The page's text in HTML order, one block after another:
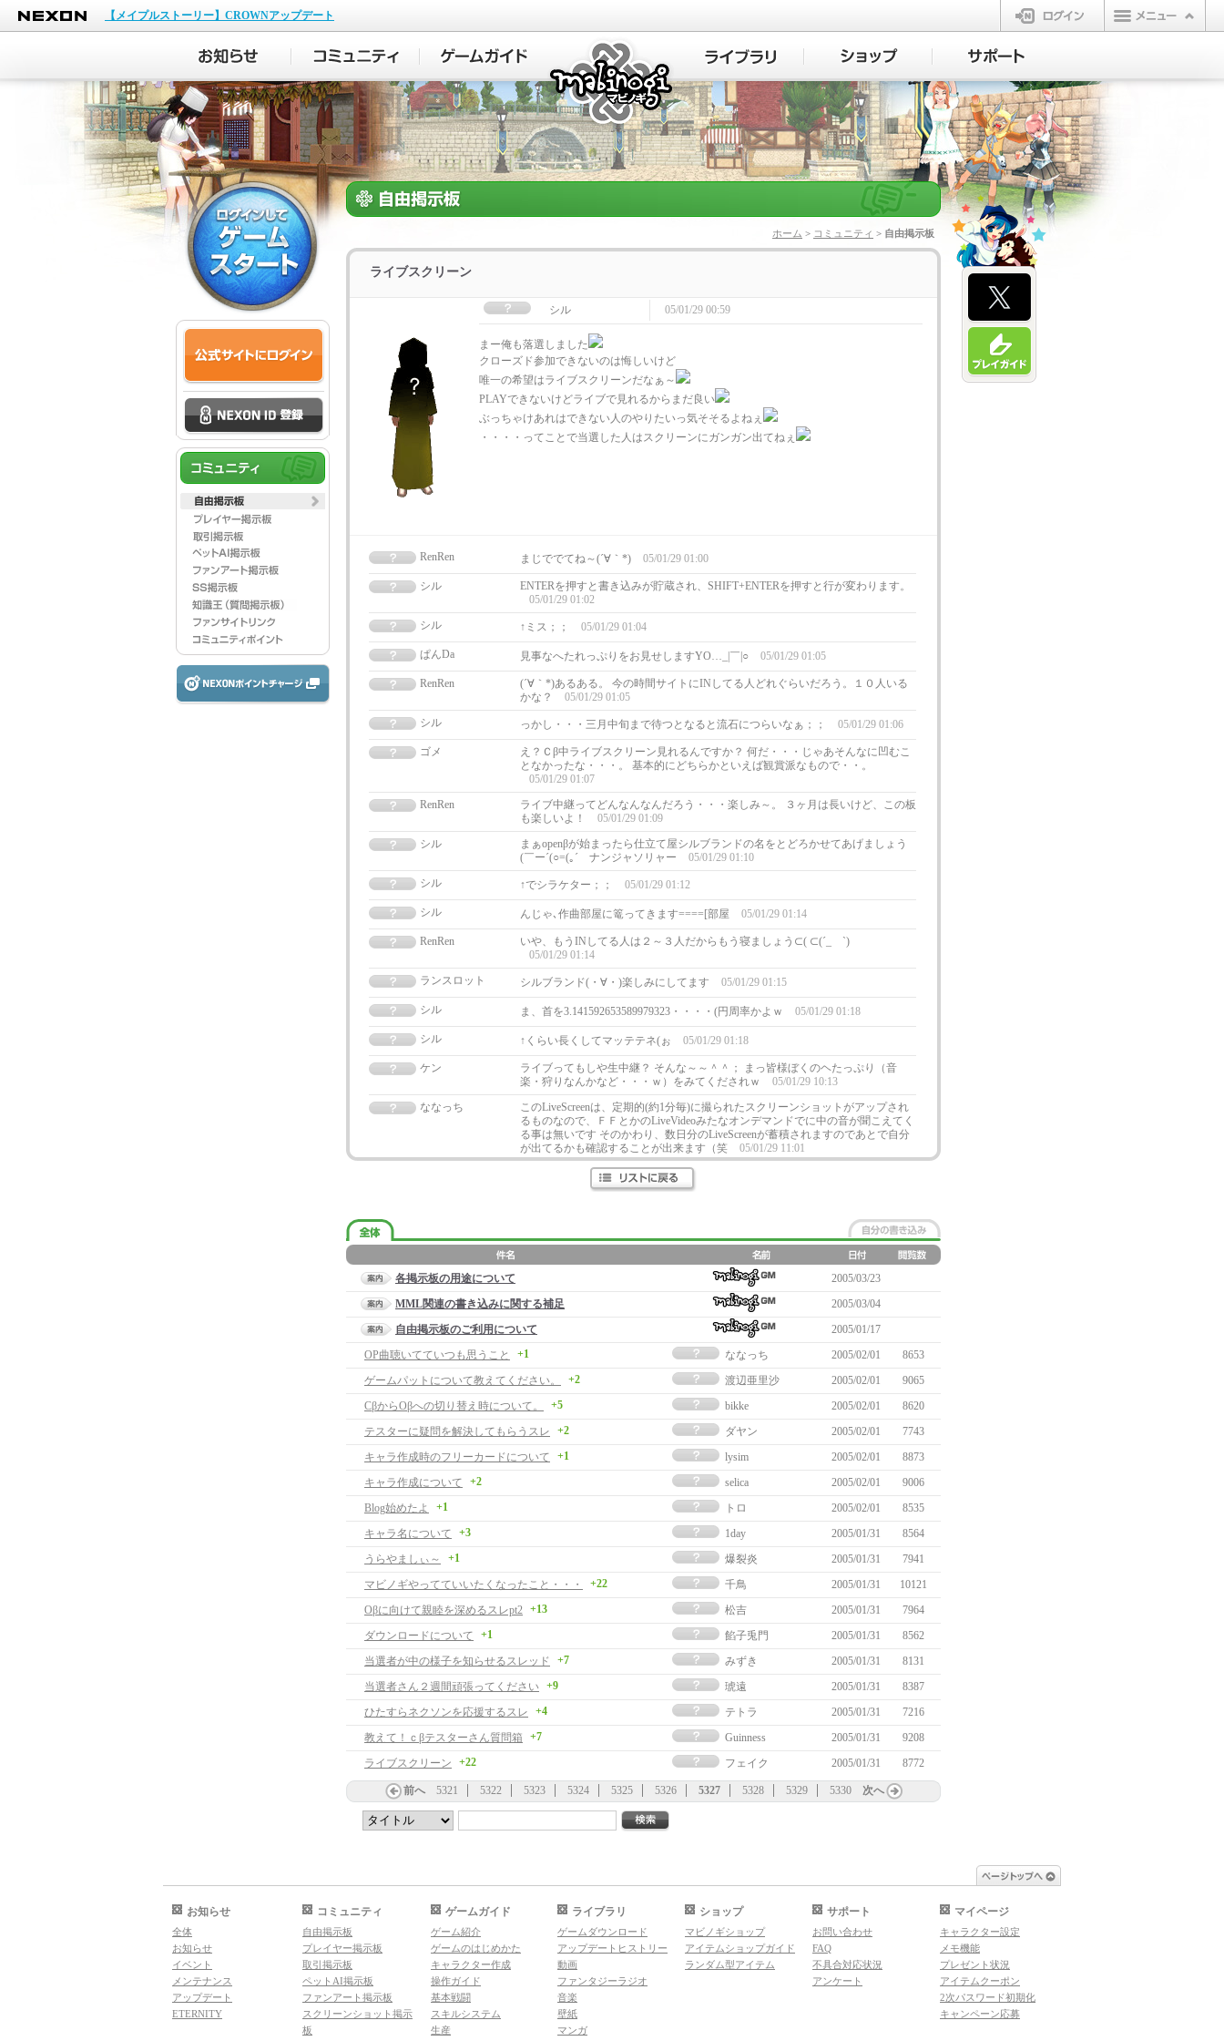
NEXON
【メイプルストーリー】CROWNアップデート
ログイン
マビノギ
ホーム > コミュニティ > 自由掲示板
ライブスクリーン
シル 05/01/29 00:59
まー俺も落選しました
クローズド参加できないのは悔しいけど
唯一の希望はライブスクリーンだなぁ～
PLAYできないけどライブで見れるからまだ良い
ぶっちゃけあれはできない人のやりたいっ気そそるよねぇ
・・・・ってことで当選した人はスクリーンにガンガン出てねぇ
RenRen まじででてね～(´∀｀*) 05/01/29 01:00
シル
ENTERを押すと書き込みが貯蔵され、SHIFT+ENTERを押すと行が変わります。
05/01/29 01:02
シル
↑ミス；； 05/01/29 01:04
ぱんDa 見事なへたれっぷりをお見せしますYO…_|￣|○ 05/01/29 01:05
RenRen
(´∀｀*)あるある。 今の時間サイトにINしてる人どれぐらいだろう。１０人いる
かな？
05/01/29 01:05
シル
っかし・・・三月中旬まで待つとなると流石につらいなぁ；； 05/01/29 01:06
ゴメ
え？Ｃβ中ライブスクリーン見れるんですか？ 何だ・・・じゃあそんなに凹むこ
となかったな・・・。 基本的にどちらかといえば観賞派なもので・・。
05/01/29 01:07
RenRen
ライブ中継ってどんなんなんだろう・・・楽しみ～。 ３ヶ月は長いけど、この板
も楽しいよ！
05/01/29 01:09
シル
まぁopenβが始まったら仕立て屋シルブランドの名をとどろかせてあげましょう
(￣ー´(○=(｡´ ナンジャソリャー
05/01/29 01:10
シル
↑でシラケター；； 05/01/29 01:12
シル んじゃ､作曲部屋に篭ってきます====[部屋 05/01/29 01:14
RenRen
いや、もうINしてる人は２～３人だからもう寝ましょう⊂( ⊂(´_ゝ`)
05/01/29 01:14
ランスロット
シルブランド(・∀・)楽しみにしてます 05/01/29 01:15
シル ま、首を3.141592653589979323・・・・(円周率かよｗ 05/01/29 01:18
シル ↑くらい長くしてマッテテネ(ぉ 05/01/29 01:18
ケン
ライブってもしや生中継？ そんな～～＾＾； まっ皆様ぼくのヘたっぷり（音
楽・狩りなんかなど・・・ｗ）をみてくだされｗ
05/01/29 10:13
ななっち
このLiveScreenは、定期的(約1分毎)に撮られたスクリーンショットがアップされ
るものなので、ＦＦとかのLiveVideoみたなオンデマンドでに中の音が聞こえてく
る事は無いです そのかわり、数日分のLiveScreenが蓄積されますのであとで自分
が出てるかも確認することが出来ます（笑
05/01/29 11:01
各掲示板の用途について
2005/03/23
MML関連の書き込みに関する補足
2005/03/04
自由掲示板のご利用について
2005/01/17
OP曲聴いてていつも思うこと
+1 ななっち 2005/02/01
8653
ゲームパットについて教えてください。
+2 渡辺亜里沙 2005/02/01
9065
CβからOβへの切り替え時について。
+5 bikke 2005/02/01
8620
テスターに疑問を解決してもらうスレ
+2 ダヤン 2005/02/01
7743
キャラ作成時のフリーカードについて
+1 lysim 2005/02/01
8873
キャラ作成について
+2 selica 2005/02/01
9006
Blog始めたよ
+1 トロ 2005/02/01
8535
キャラ名について
+3 1day 2005/01/31
8564
うらやましぃ～
+1 爆裂炎 2005/01/31
7941
マビノギやってていいたくなったこと・・・
+22 千鳥 2005/01/31
10121
Oβに向けて親睦を深めるスレpt2 +13 松吉 2005/01/31
7964
ダウンロードについて
+1 餡子兎門 2005/01/31
8562
当選者が中の様子を知らせるスレッド
+7 みずき 2005/01/31
8131
当選者さん２週間頑張ってください +9 琥遠 2005/01/31
8387
ひたすらネクソンを応援するスレ
+4 テトラ 2005/01/31
7216
教えて！ｃβテスターさん質問箱
+7 Guinness 2005/01/31
9208
ライブスクリーン
+22 フェイク 2005/01/31 8772
前へ 5321 5322 5323 5324 5325 5326 5327 5328 5329 5330 次へ
お知らせ
全体
お知らせ
イベント
メンテナンス
アップデート
ETERNITY
コミュニティ
自由掲示板
プレイヤー掲示板
取引掲示板
ペットAI掲示板
ファンアート掲示板
スクリーンショット掲示
板
ゲームガイド
ゲーム紹介
ゲームのはじめかた
キャラクター作成
操作ガイド
基本戦闘
スキルシステム
生産
ライブラリ
ゲームダウンロード
アップデートヒストリー
動画
ファンタジーラジオ
音楽
壁紙
マンガ
ショップ
マビノギショップ
アイテムショップガイド
ランダム型アイテム
サポート
お問い合わせ
FAQ
不具合対応状況
アンケート
マイページ
キャラクター設定
メモ機能
プレゼント状況
アイテムクーポン
2次パスワード初期化
キャンペーン応募